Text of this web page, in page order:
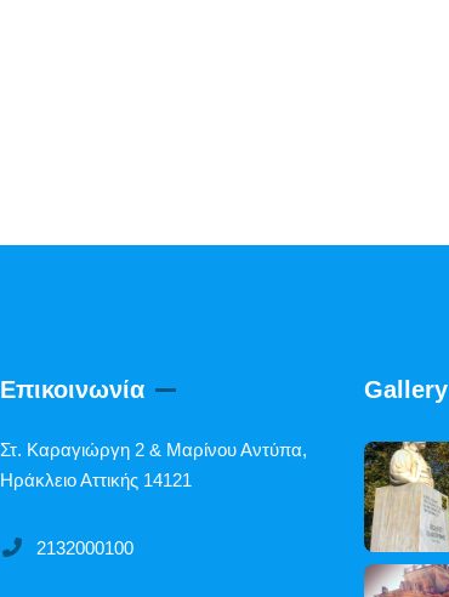
Επικοινωνία
Στ. Καραγιώργη 2 & Μαρίνου Αντύπα,
Ηράκλειο Αττικής 14121
2132000100
Gallery